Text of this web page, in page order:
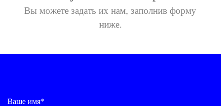
Вы можете задать их нам, заполнив форму
ниже.
Ваше имя*